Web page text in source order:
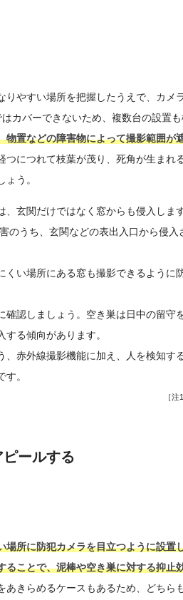
りやすい場所を把握したうえで、カメ
カバーできないため、複数台の設置
物置などの障害物によって撮影範囲が
つにつれて枝葉が茂り、死角が生まれ
う。
、玄関だけではなく窓からも侵入しま
のうち、玄関などの表出入口から侵
くい場所にある窓も撮影できるように
確認しましょう。空き巣は日中の留守
る傾向があります。
、赤外線撮影機能に加え、人を検知す
。
［注1
ールする
場所に防犯カメラを目立つように設置
ることで、泥棒や空き巣に対する抑止
あきらめるケースもあるため、どちら